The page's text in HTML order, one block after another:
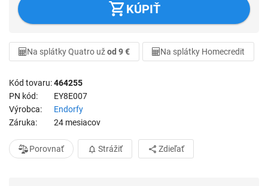
KÚPIŤ
Na splátky Quatro užod 9 € Na splátky Homecredit
Kód tovaru 464255
PN kód
EY8E007
Výrobca
Endorfy
Záruka
24 mesiacov
Porovnať Strážiť Zdieľať